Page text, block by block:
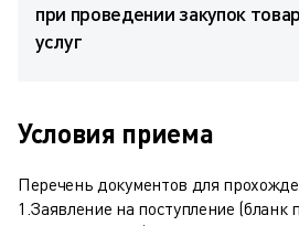
при проведении закупок
услуг
Условия приема
Перечень документов для
1.Заявление на поступление (бланк